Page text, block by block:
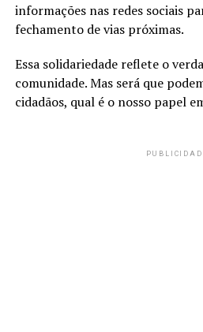
informações nas redes sociais
fechamento de vias próximas.
Essa solidariedade reflete o
comunidade. Mas será que
cidadãos, qual é o nosso papel